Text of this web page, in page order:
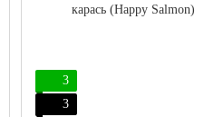
3
3